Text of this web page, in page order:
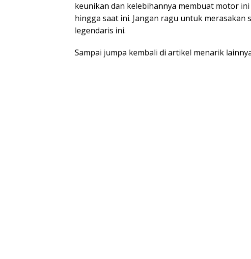
keunikan dan kelebihannya membuat motor
hingga saat ini. Jangan ragu untuk
legendaris ini.
Sampai jumpa kembali di artikel menarik